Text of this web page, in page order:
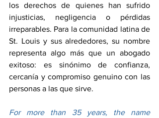
los derechos de quienes han sufrido
injusticias, negligencia o pérdidas
irreparables. Para la comunidad latina de
St. Louis y sus alrededores, su nombre
representa algo más que un abogado
exitoso: es sinónimo de confianza,
cercanía y compromiso genuino con las
personas a las que sirve.
For more than 35 years, the name